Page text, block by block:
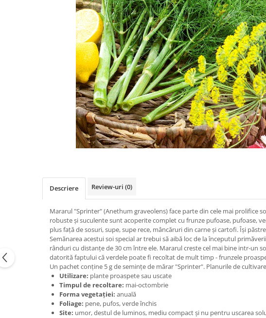
Descriere Review-uri (0)
Mararul "Sprinter" (Anethum graveolens) face parte din cele mai prolifice
robuste și suculente sunt acoperite complet cu frunze pufoase, pufoase,
plus față de sosuri, supe, supe rece, mâncăruri din carne și cartofi. Își
Semănarea acestui soi special ar trebui să aibă loc de la începutul
rânduri cu distanțe de 30 cm între ele. Mararul creste cel mai bine intr-un
datorită faptului că verdele poate fi recoltat de mult timp - frunzele
Un pachet conține 5 g de semințe de mărar "Sprinter". Planurile de
Utilizare: plante proaspete sau uscate
Timpul de recoltare: mai-octombrie
Forma vegetației: anuală
Foliage: pene, pufos, verde închis
Site: umor, destul de luminos, mediu compact și nu pentru uscarea